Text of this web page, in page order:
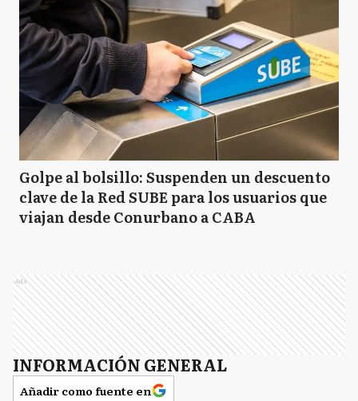
Golpe al bolsillo: Suspenden un descuento
clave de la Red SUBE para los usuarios que
viajan desde Conurbano a CABA
Ads
INFORMACIÓN GENERAL
Añadir como fuente en